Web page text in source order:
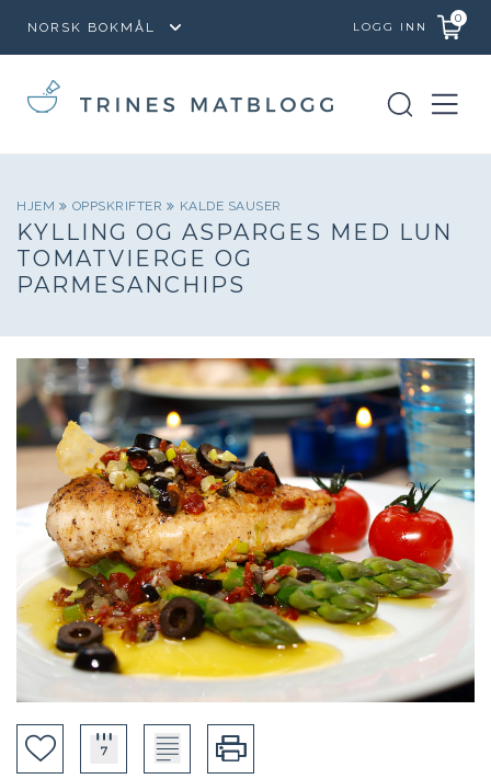
LOGG INN
0
HJEM OPPSKRIFTER KALDE SAUSER
KYLLING OG ASPARGES MED LUN
TOMATVIERGE OG
PARMESANCHIPS